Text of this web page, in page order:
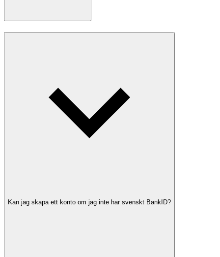
Kan jag skapa ett konto om jag inte har svenskt BankID?